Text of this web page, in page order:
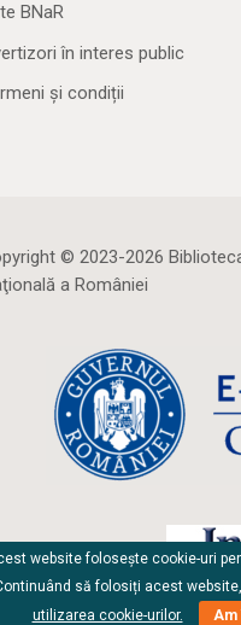
BNaR
în interes public
și condiții
© 2023-2026
a României
website folosește cookie-uri
să folosiți acest
utilizarea cookie-urilor.
Am